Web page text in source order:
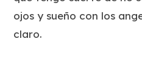
ojos y sueño con los
claro.